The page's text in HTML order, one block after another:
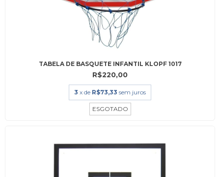
TABELA DE BASQUETE INFANTIL KLOPF 1017
R$220,00
3 x de R$73,33 sem juros
ESGOTADO